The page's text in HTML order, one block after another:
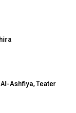
Ashfiya, Teater